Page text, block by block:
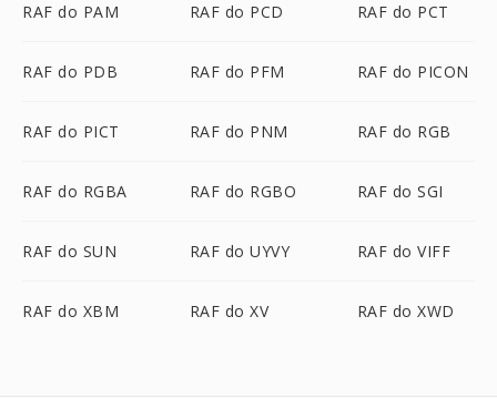
RAF do PAM RAF do PCD RAF do PCT
RAF do PDB RAF do PFM RAF do PICON
RAF do PICT RAF do PNM RAF do RGB
RAF do RGBA RAF do RGBO RAF do SGI
RAF do SUN RAF do UYVY RAF do VIFF
RAF do XBM RAF do XV RAF do XWD